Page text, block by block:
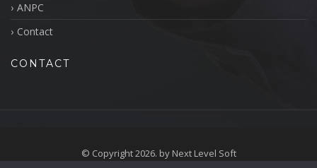
ANPC
Contact
CONTACT
© Copyright 2026. by Next Level Soft